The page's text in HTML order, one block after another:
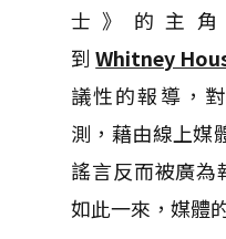
士》的主
到Whitney
議性的報導，
測，藉由線上媒
謠言反而被廣為
如此一來，媒體